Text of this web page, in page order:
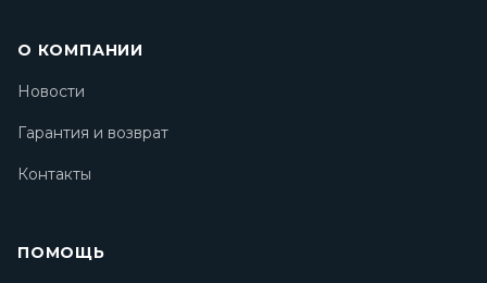
О КОМПАНИИ
Новости
Гарантия и возврат
Контакты
ПОМОЩЬ